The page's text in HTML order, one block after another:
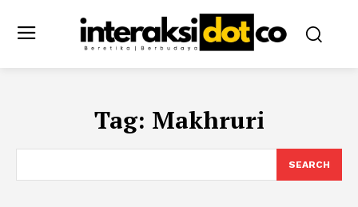
Tag: Makhruri
SEARCH